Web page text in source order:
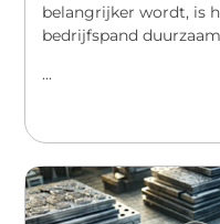
belangrijker wordt, is
bedrijfspand
...